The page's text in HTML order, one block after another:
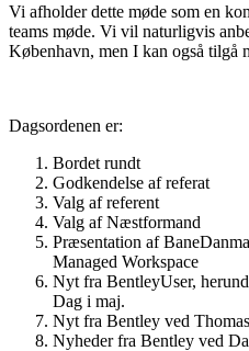
Vi afholder dette møde som en
teams møde. Vi vil naturligvis
København, men I kan også tilgå
Dagsordenen er:
Bordet rundt
Godkendelse af referat
Valg af referent
Valg af Næstformand
Præsentation af
Managed Workspace
Nyt fra BentleyUser,
Dag i maj.
Nyt fra Bentley ved
Nyheder fra Bentley ved